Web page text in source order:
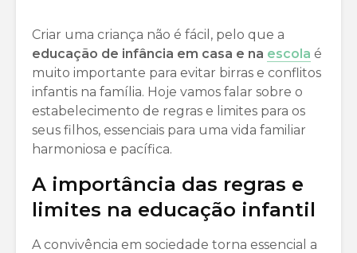
Criar uma criança não é fácil, pelo que a
educação de infância em casa e na escola é
muito importante para evitar birras e conflitos
infantis na família. Hoje vamos falar sobre o
estabelecimento de regras e limites para os
seus filhos, essenciais para uma vida familiar
harmoniosa e pacífica.
A importância das regras e
limites na educação infantil
A convivência em sociedade torna essencial a